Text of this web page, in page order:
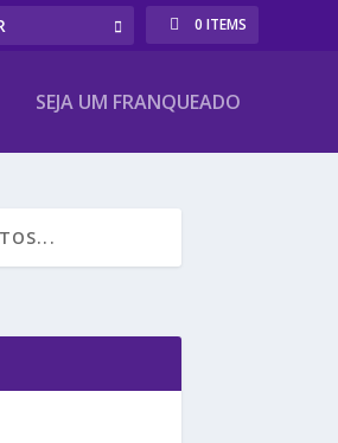
0 ITEMS
SEJA UM FRANQUEADO